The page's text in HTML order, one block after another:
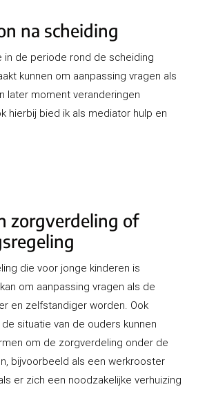
na scheiding
in de periode rond de scheiding
kunnen om aanpassing vragen als
later moment veranderingen
hierbij bied ik als mediator hulp en
zorgverdeling of
die voor jonge kinderen is
om aanpassing vragen als de
en zelfstandiger worden. Ook
situatie van de ouders kunnen
om de zorgverdeling onder de
bijvoorbeeld als een werkrooster
er zich een noodzakelijke verhuizing